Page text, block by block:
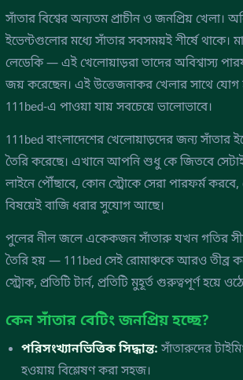
সাঁতার বিশ্বের অন্যতম প্রাচীন ও জনপ্রিয় খেলা।
ইভেন্টগুলোর মধ্যে সাঁতার সবসময়ই শীর্ষে
লেডেকি — এই খেলোয়াড়রা তাদের অবিশ্বাস্য
জয় করেছেন। এই উত্তেজনাকর খেলার সাথে যোগ
111bed-এ পাওয়া যায় সবচেয়ে ভালোভাবে।
111bed বাংলাদেশের খেলোয়াড়দের জন্য সাঁতার
তৈরি করেছে। এখানে আপনি শুধু কে জিতবে
লাইনে পৌঁছাবে, কোন স্ট্রোকে সেরা পারফর্ম
বিষয়েই বাজি ধরার সুযোগ আছে।
পুলের নীল জলে একেকজন সাঁতারু যখন গতির
তৈরি হয় — 111bed সেই রোমাঞ্চকে আরও তীব্র
স্ট্রোক, প্রতিটি টার্ন, প্রতিটি মুহূর্ত গুরুত্বপূর্ণ
কেন সাঁতার বেটিং জনপ্রিয় হচ্ছে?
পরিসংখ্যানভিত্তিক সিদ্ধান্ত: সাঁতারুদের
হওয়ায় বিশ্লেষণ করা সহজ।